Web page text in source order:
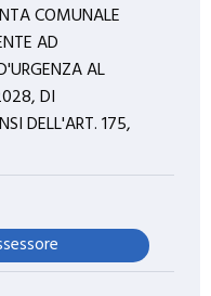
COMUNALE
AD
AL
DI
DELL'ART. 175,